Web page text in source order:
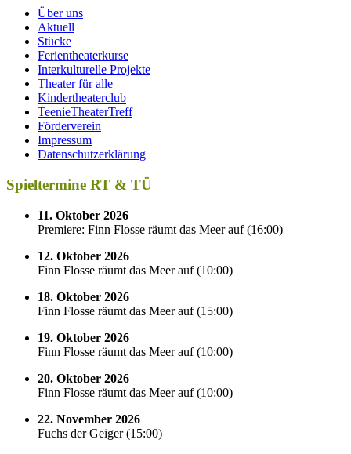
Über uns
Aktuell
Stücke
Ferientheaterkurse
Interkulturelle Projekte
Theater für alle
Kindertheaterclub
TeenieTheaterTreff
Förderverein
Impressum
Datenschutzerklärung
Spieltermine RT & TÜ
11. Oktober 2026
Premiere: Finn Flosse räumt das Meer auf(16:00)
12. Oktober 2026
Finn Flosse räumt das Meer auf(10:00)
18. Oktober 2026
Finn Flosse räumt das Meer auf(15:00)
19. Oktober 2026
Finn Flosse räumt das Meer auf(10:00)
20. Oktober 2026
Finn Flosse räumt das Meer auf(10:00)
22. November 2026
Fuchs der Geiger(15:00)